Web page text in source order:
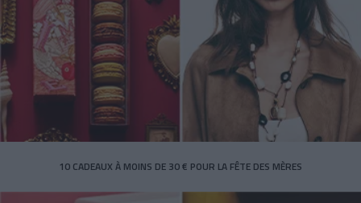
10 CADEAUX À MOINS DE 30 € POUR LA FÊTE DES MÈRES